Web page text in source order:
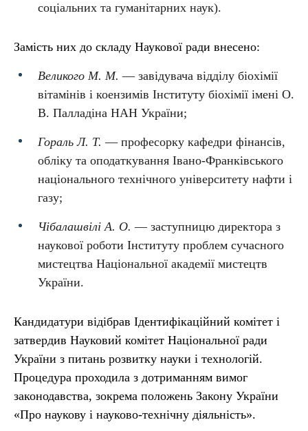
соціальних та гуманітарних наук).
Замість них до складу Наукової ради внесено:
Великого М. М. — завідувача відділу біохімії
вітамінів і коензимів Інституту біохімії імені О.
В. Палладіна НАН України;
Гораль Л. Т. — професорку кафедри фінансів,
обліку та оподаткування Івано-Франківського
національного технічного університету нафти і
газу;
Чібалашвілі А. О. — заступницю директора з
наукової роботи Інституту проблем сучасного
мистецтва Національної академії мистецтв
України.
Кандидатури відібрав Ідентифікаційний комітет і
затвердив Науковий комітет Національної ради
України з питань розвитку науки і технологій.
Процедура проходила з дотриманням вимог
законодавства, зокрема положень Закону України
«Про наукову і науково-технічну діяльність».